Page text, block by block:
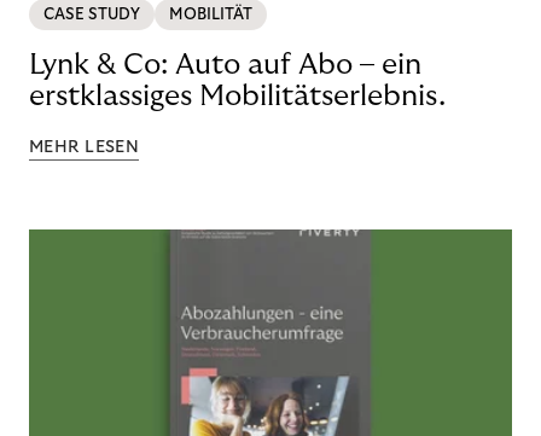
CASE STUDY MOBILITÄT
Lynk & Co: Auto auf Abo – ein
erstklassiges Mobilitätserlebnis.
MEHR LESEN